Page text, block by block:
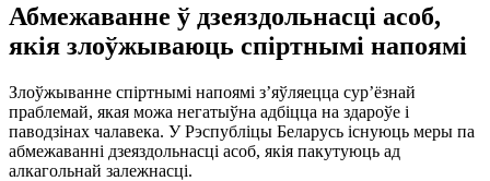
Абмежаванне ў дзеяздольнасці асоб,
якія злоўжываюць спіртнымі напоямі
Злоўжыванне спіртнымі напоямі з’яўляецца сур’ёзнай
праблемай, якая можа негатыўна адбіцца на здароўе і
паводзінах чалавека. У Рэспубліцы Беларусь існуюць меры па
абмежаванні дзеяздольнасці асоб, якія пакутуюць ад
алкагольнай залежнасці.